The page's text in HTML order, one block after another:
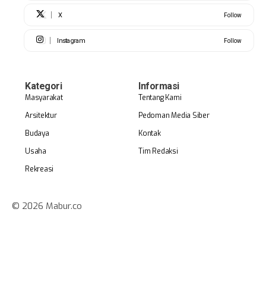
X Follow
Instagram Follow
Kategori
Masyarakat
Arsitektur
Budaya
Usaha
Rekreasi
Informasi
Tentang Kami
Pedoman Media Siber
Kontak
Tim Redaksi
© 2026 Mabur.co